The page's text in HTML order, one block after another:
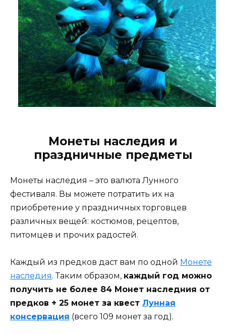
Монеты наследия и
праздничные предметы
Монеты наследия – это валюта Лунного
фестиваля. Вы можете потратить их на
приобретение у праздничных торговцев
различных вещей: костюмов, рецептов,
питомцев и прочих радостей.
Каждый из предков даст вам по одной Монете
наследия. Таким образом, каждый год можно
получить не более 84 Монет наследния от
предков + 25 монет за квест Лунная
консервация (всего 109 монет за год).